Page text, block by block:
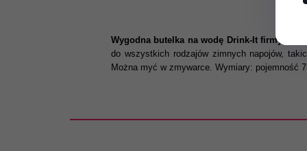
Wygodna butelka na wodę Drink-It firmy
do wszystkich rodzajów zimnych napojów,
Można myć w zmywarce. Wymiary: